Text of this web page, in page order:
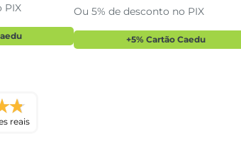
PIX Ou 5% de desconto no PIX
+5% Cartão Caedu
reais